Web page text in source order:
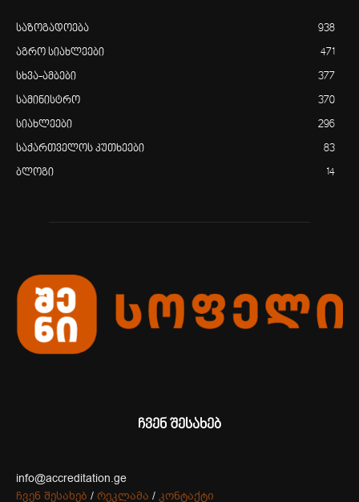
საზოგადოება 938
აგრო სიახლეები 471
სხვა-ამბები 377
სამინისტრო 370
სიახლეები 296
საქართველოს კუთხეები 83
ბლოგი 14
ჩვენ შესახებ
info@accreditation.ge
ჩვენ შესახებ / რეკლამა / კონტაქტი